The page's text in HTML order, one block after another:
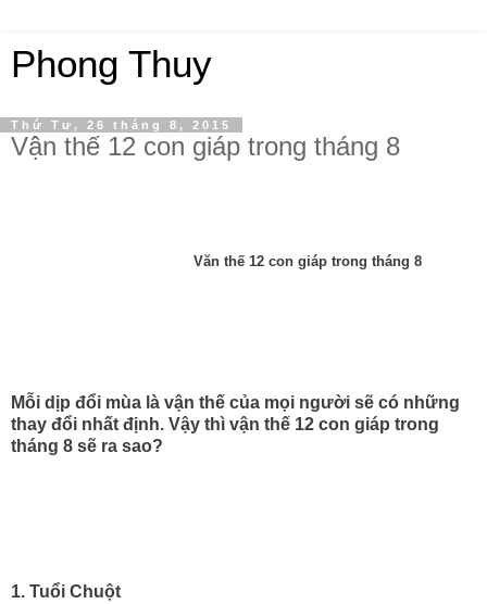
Phong Thuy
Thứ Tư, 26 tháng 8, 2015
Vận thế 12 con giáp trong tháng 8
Văn thế 12 con giáp trong tháng 8
Mỗi dịp đổi mùa là vận thế của mọi người sẽ có những
thay đổi nhất định. Vậy thì vận thế 12 con giáp trong
tháng 8 sẽ ra sao?
1. Tuổi Chuột